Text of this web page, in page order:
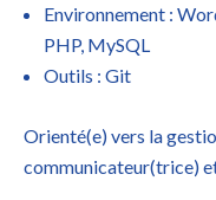
Environnement :
PHP, MySQL
Outils : Git
Orienté(e) vers la
communicateur(trice)